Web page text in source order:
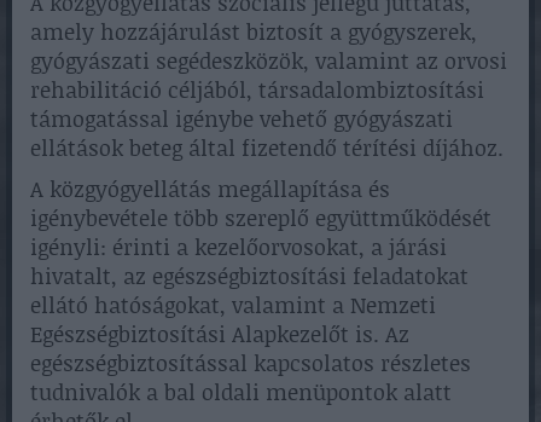
amely hozzájárulást biztosít a gyógyszerek,
gyógyászati segédeszközök, valamint az orvosi
rehabilitáció céljából, társadalombiztosítási
támogatással igénybe vehető gyógyászati
ellátások beteg által fizetendő térítési díjához.
A közgyógyellátás megállapítása és
igénybevétele több szereplő együttműködését
igényli: érinti a kezelőorvosokat, a járási
hivatalt, az egészségbiztosítási feladatokat
ellátó hatóságokat, valamint a Nemzeti
Egészségbiztosítási Alapkezelőt is. Az
egészségbiztosítással kapcsolatos részletes
tudnivalók a bal oldali menüpontok alatt